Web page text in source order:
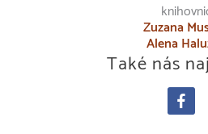
Zuzana
Alena
Také nás
facebook